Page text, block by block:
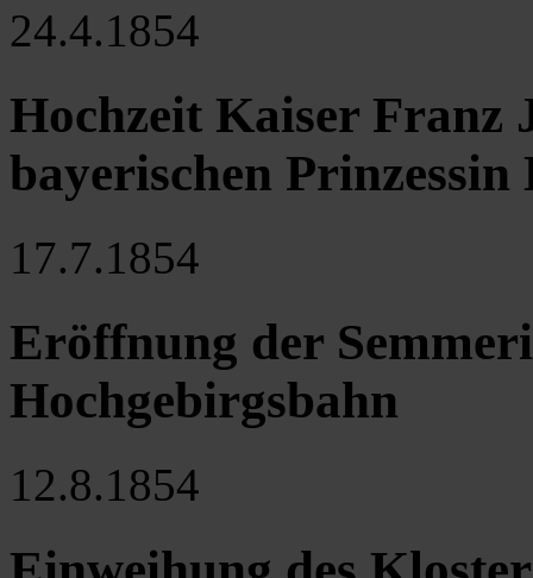
24.4.1854
Hochzeit Kaiser Franz
bayerischen Prinzessin
17.7.1854
Eröffnung der
Hochgebirgsbahn
12.8.1854